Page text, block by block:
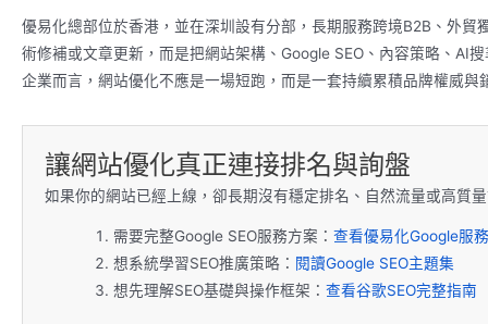
優易化總部位於香港，並在深圳設有分部，長期服務跨境B2B、外
術修補或文章更新，而是把網站架構、Google SEO、內容策略、AI
企業而言，網站優化不應是一場短跑，而是一套持續累積品牌權威與
讓網站優化真正連接排名與詢盤
如果你的網站已經上線，卻長期沒有穩定排名、自然流量或高質
需要完整Google SEO服務方案：查看優易化Google服
想系統學習SEO推廣策略： 閱讀Google SEO主題集
想先理解SEO基礎與操作框架：查看谷歌SEO完整指南